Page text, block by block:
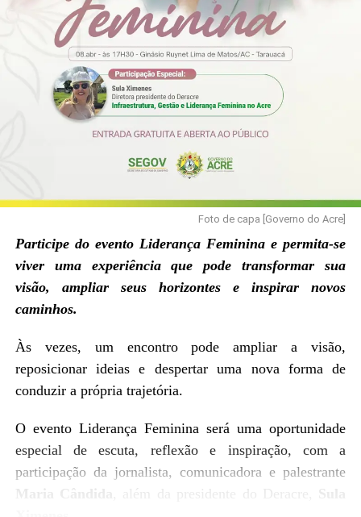
Foto de capa [Governo do Acre]
Participe do evento Liderança Feminina e permita-se
viver uma experiência que pode transformar sua
visão, ampliar seus horizontes e inspirar novos
caminhos.
Às vezes, um encontro pode ampliar a visão,
reposicionar ideias e despertar uma nova forma de
conduzir a própria trajetória.
O evento Liderança Feminina será uma oportunidade
especial de escuta, reflexão e inspiração, com a
participação da jornalista, comunicadora e palestrante